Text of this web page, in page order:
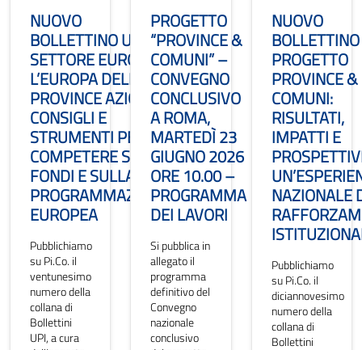
NUOVO
BOLLETTINO UPI
SETTORE EUROPA -
L’EUROPA DELLE
PROVINCE AZIONI,
CONSIGLI E
STRUMENTI PER
COMPETERE SUI
FONDI E SULLA
PROGRAMMAZIONE
EUROPEA
Pubblichiamo
su Pi.Co. il
ventunesimo
numero della
collana di
Bollettini
UPI, a cura
PROGETTO
“PROVINCE &
COMUNI” –
CONVEGNO
CONCLUSIVO
A ROMA,
MARTEDÌ 23
GIUGNO 2026
ORE 10.00 –
PROGRAMMA
DEI LAVORI
Si pubblica in
allegato il
programma
definitivo del
Convegno
nazionale
conclusivo
NUOVO
PROGETTO
PROVINCE &
COMUNI:
RISULTATI,
IMPATTI E
NAZIONALE
Pubblichiamo
su Pi.Co. il
diciannovesimo
numero della
collana di
Bollettini